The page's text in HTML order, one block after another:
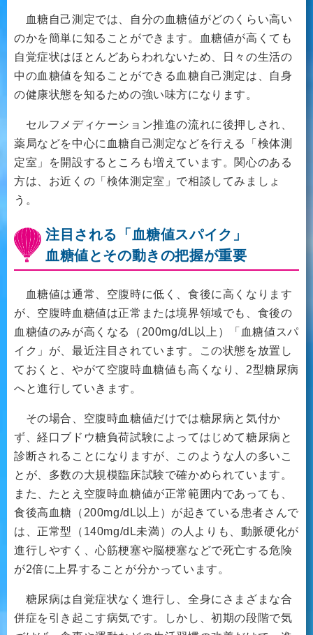
血糖自己測定では、自分の血糖値がどのくらい高い
のかを簡単に知ることができます。血糖値が高くても
自覚症状はほとんどあらわれないため、日々の生活の
中の血糖値を知ることができる血糖自己測定は、自身
の健康状態を知るための強い味方になります。
セルフメディケーション推進の流れに後押しされ、
薬局などを中心に血糖自己測定などを行える「検体測
定室」を開設するところも増えています。関心のある
方は、お近くの「検体測定室」で相談してみましょ
う。
注目される「血糖値スパイク」
血糖値とその動きの把握が重要
血糖値は通常、空腹時に低く、食後に高くなります
が、空腹時血糖値は正常または境界領域でも、食後の
血糖値のみが高くなる（200mg/dL以上）「血糖値スパ
イク」が、最近注目されています。この状態を放置し
ておくと、やがて空腹時血糖値も高くなり、2型糖尿病
へと進行していきます。
その場合、空腹時血糖値だけでは糖尿病と気付か
ず、経口ブドウ糖負荷試験によってはじめて糖尿病と
診断されることになりますが、このような人の多いこ
とが、多数の大規模臨床試験で確かめられています。
また、たとえ空腹時血糖値が正常範囲内であっても、
食後高血糖（200mg/dL以上）が起きている患者さんで
は、正常型（140mg/dL未満）の人よりも、動脈硬化が
進行しやすく、心筋梗塞や脳梗塞などで死亡する危険
が2倍に上昇することが分かっています。
糖尿病は自覚症状なく進行し、全身にさまざまな合
併症を引き起こす病気です。しかし、初期の段階で気